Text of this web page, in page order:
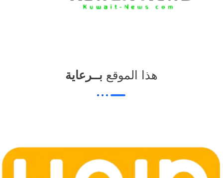
هذا الموقع بــرعاية